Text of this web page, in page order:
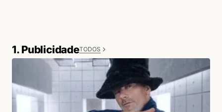
1. PublicidadeTODOS